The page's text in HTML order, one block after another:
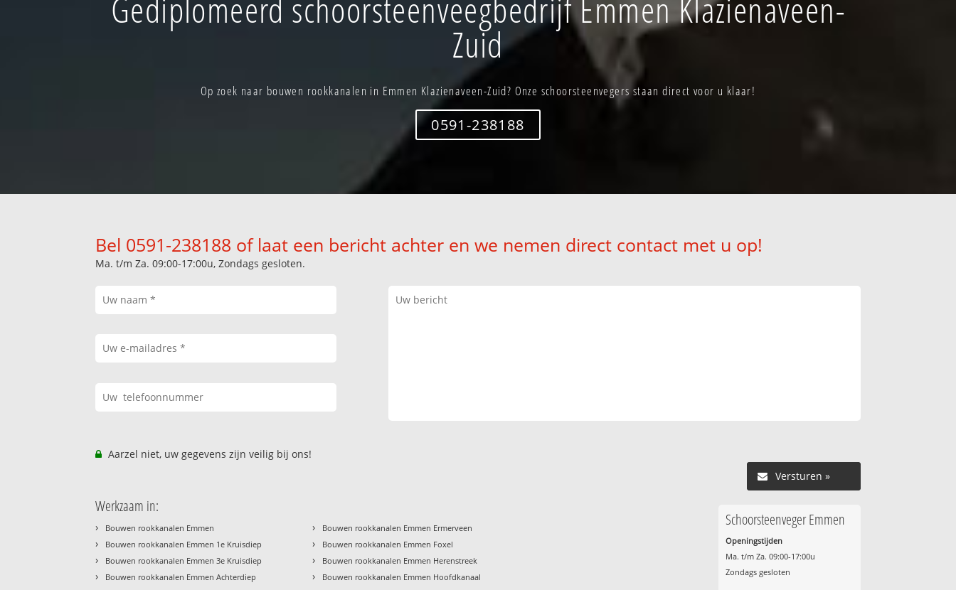
Zuid
Op zoek naar bouwen rookkanalen in Emmen Klazienaveen-Zuid? Onze schoorsteenvegers staan direct voor u klaar!
0591-238188
Bel 0591-238188 of laat een bericht achter en we nemen direct contact met u op!
Ma. t/m Za. 09:00-17:00u, Zondags gesloten.
Aarzel niet, uw gegevens zijn veilig bij ons!
Versturen »
Werkzaam in:
› Bouwen rookkanalen Emmen
› Bouwen rookkanalen Emmen 1e Kruisdiep
› Bouwen rookkanalen Emmen 3e Kruisdiep
› Bouwen rookkanalen Emmen Achterdiep
› Bouwen rookkanalen Emmen Ermerveen
› Bouwen rookkanalen Emmen Foxel
› Bouwen rookkanalen Emmen Herenstreek
› Bouwen rookkanalen Emmen Hoofdkanaal
Schoorsteenveger Emmen
Openingstijden
Ma. t/m Za. 09:00-17:00u
Zondags gesloten